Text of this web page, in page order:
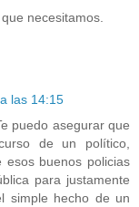
necesitamos.
las 14:15
puedo asegurar que
de un político,
esos buenos policias
para justamente
simple hecho de un